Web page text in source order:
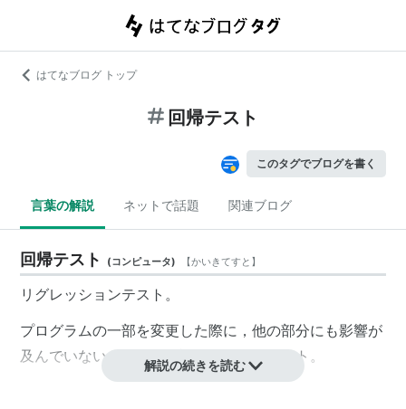
はてなブログ トップ
回帰テスト
このタグでブログを書く
言葉の解説 ネットで話題 関連ブログ
回帰テスト (コンピュータ) 【かいきてすと 】
リグレッションテスト。
プログラムの一部を変更した際に，他の部分にも影響が
及んでいないかどうか確認するためのテスト。
解説の続きを読む